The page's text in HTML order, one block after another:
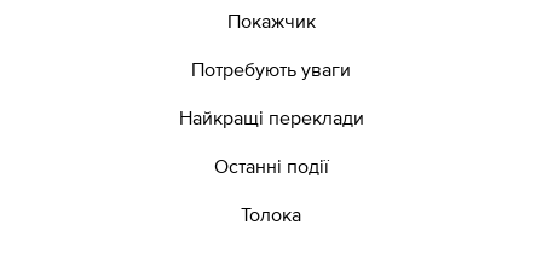
Покажчик
Потребують уваги
Найкращі переклади
Останні події
Толока